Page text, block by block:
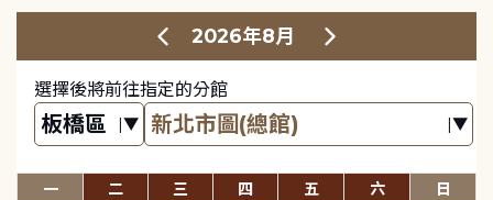
2026年8月
選擇後將前往指定的分館
一 二 三 四 五 六 日